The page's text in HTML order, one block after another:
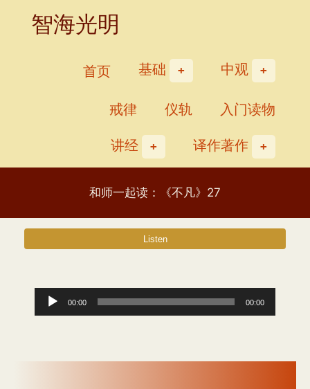
智海光明
首页 基础
中观
戒律
仪轨
入门读物
讲经
译作著作
和师一起读：《不凡》27
频
放
00:00 00:00